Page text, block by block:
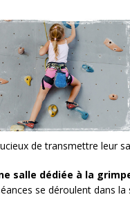
de transmettre leur
salle dédiée à la
se déroulent dans la